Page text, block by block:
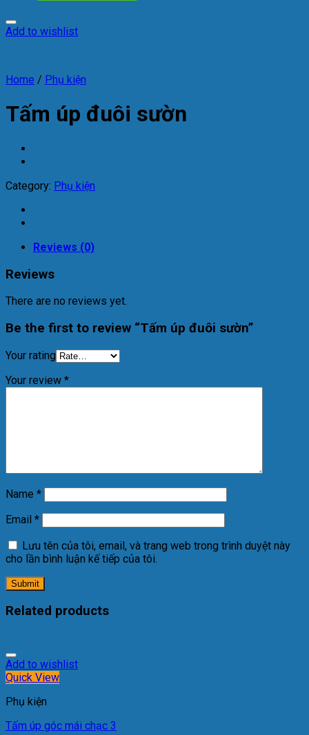
Add to wishlist
Home / Phụ kiện
Tấm úp đuôi sườn
Category: Phụ kiện
Reviews (0)
Reviews
There are no reviews yet.
Be the first to review “Tấm úp đuôi sườn”
Your rating
Your review *
Name *
Email *
Lưu tên của tôi, email, và trang web trong trình duyệt này
cho lần bình luận kế tiếp của tôi.
Related products
Add to wishlist
Quick View
Phụ kiện
Tấm úp góc mái chạc 3